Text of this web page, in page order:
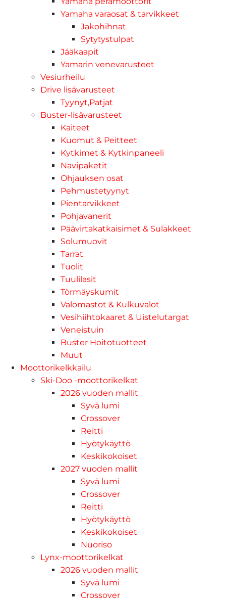
Yamaha varaosat & tarvikkeet
Jakohihnat
Sytytystulpat
Jääkaapit
Yamarin venevarusteet
Vesiurheilu
Drive lisävarusteet
Tyynyt,Patjat
Buster-lisävarusteet
Kaiteet
Kuomut & Peitteet
Kytkimet & Kytkinpaneeli
Navipaketit
Ohjauksen osat
Pehmustetyynyt
Pientarvikkeet
Pohjavanerit
Päävirtakatkaisimet & Sulakkeet
Solumuovit
Tarrat
Tuolit
Tuulilasit
Törmäyskumit
Valomastot & Kulkuvalot
Vesihiihtokaaret & Uistelutargat
Veneistuin
Buster Hoitotuotteet
Muut
Moottorikelkkailu
Ski-Doo -moottorikelkat
2026 vuoden mallit
Syvä lumi
Crossover
Reitti
Hyötykäyttö
Keskikokoiset
2027 vuoden mallit
Syvä lumi
Crossover
Reitti
Hyötykäyttö
Keskikokoiset
Nuoriso
Lynx-moottorikelkat
2026 vuoden mallit
Syvä lumi
Crossover